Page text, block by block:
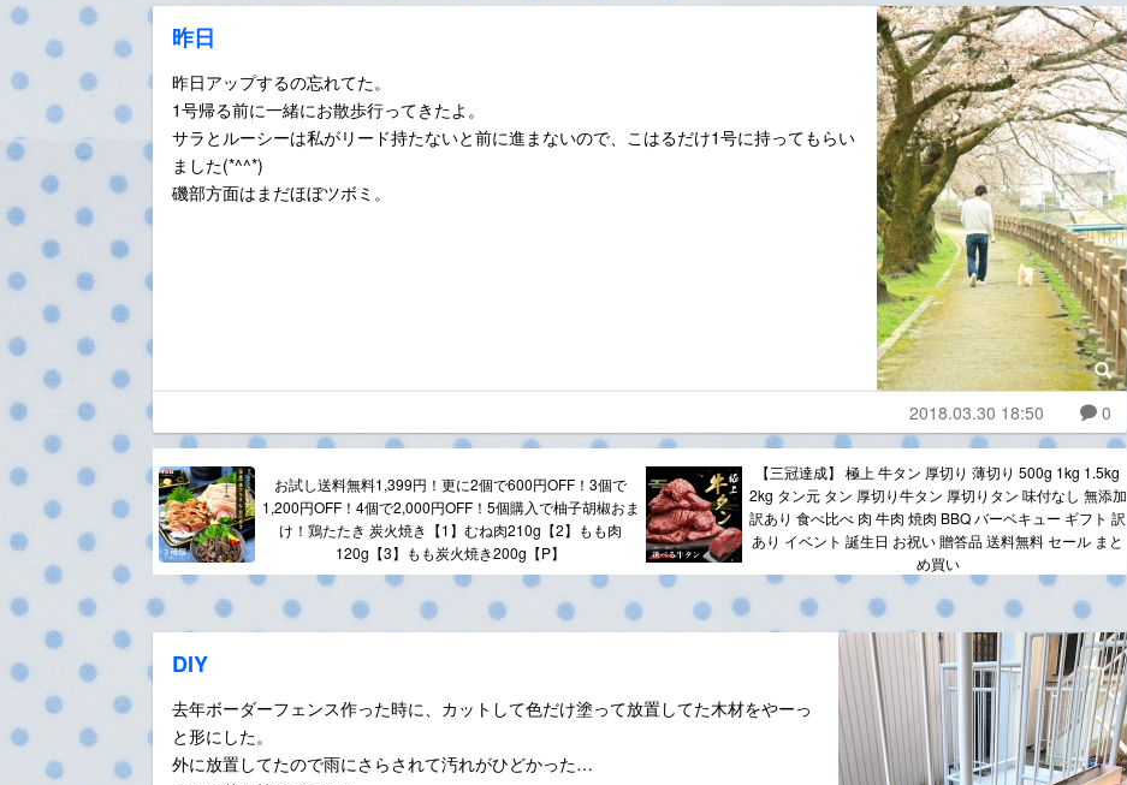
昨日
昨日アップするの忘れてた。
1号帰る前に一緒にお散歩行ってきたよ。
サラとルーシーは私がリード持たないと前に進まないので、こはるだけ1号に持ってもらい
ました(*^^*)
磯部方面はまだほぼツボミ。
2018.03.30 18:50 0
お試し送料無料1,399円！更に2個で600円OFF！3個で
1,200円OFF！4個で2,000円OFF！5個購入で柚子胡椒おま
け！鶏たたき 炭火焼き【1】むね肉210g【2】もも肉
120g【3】もも炭火焼き200g【P】
【三冠達成】 極上 牛タン 厚切り 薄切り 500g 1kg 1.5kg
2kg タン元 タン 厚切り牛タン 厚切りタン 味付なし 無添加
訳あり 食べ比べ 肉 牛肉 焼肉 BBQ バーベキュー ギフト 訳
あり イベント 誕生日 お祝い 贈答品 送料無料 セール まと
め買い
DIY
去年ボーダーフェンス作った時に、カットして色だけ塗って放置してた木材をやーっ
と形にした。
外に放置してたので雨にさらされて汚れがひどかった…